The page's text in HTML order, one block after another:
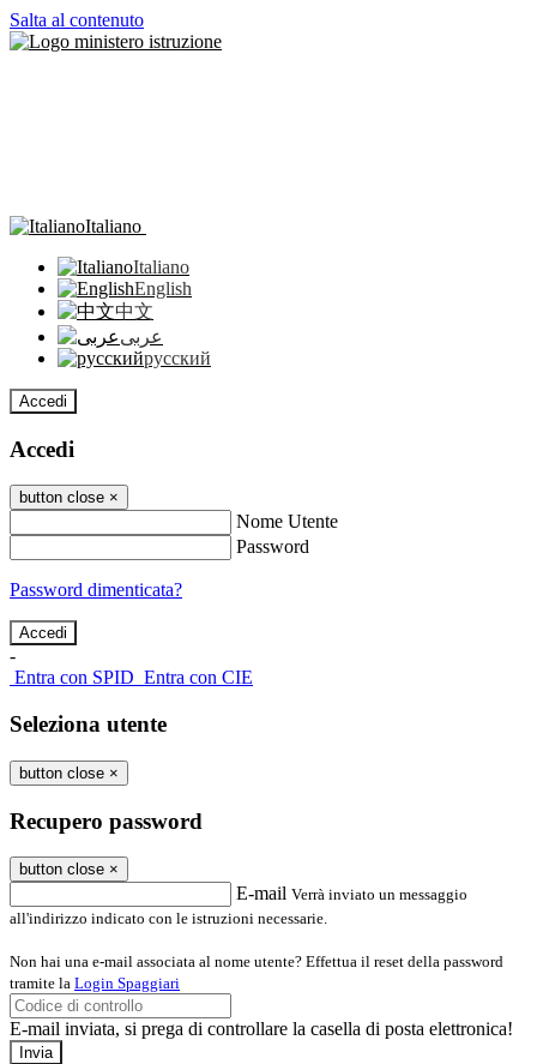
Salta al contenuto
Italiano
Italiano
English
中文
عربى
русский
Accedi
Accedi
button close ×
Nome Utente
Password
Password dimenticata?
-
Entra con SPID Entra con CIE
Seleziona utente
button close ×
Recupero password
button close ×
E-mail Verrà inviato un messaggio
all'indirizzo indicato con le istruzioni necessarie.
Non hai una e-mail associata al nome utente? Effettua il reset della password
tramite la Login Spaggiari
E-mail inviata, si prega di controllare la casella di posta elettronica!